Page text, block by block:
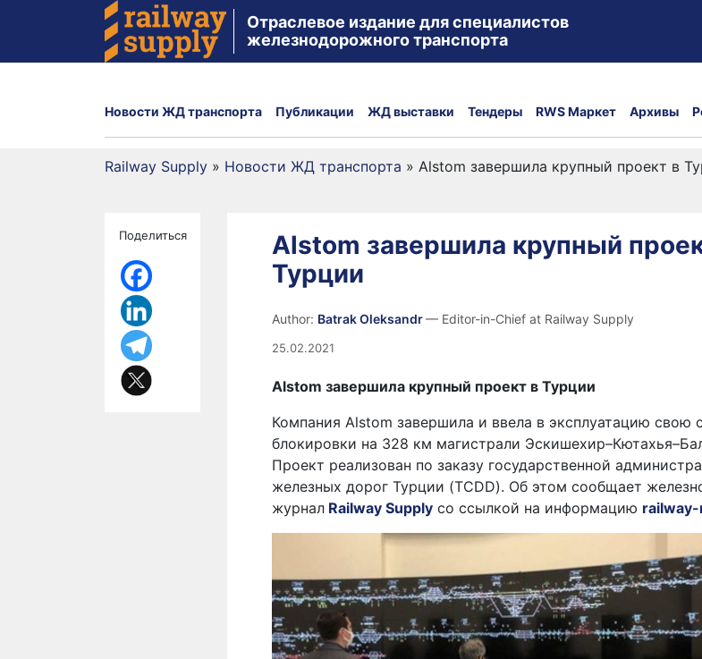
Отраслевое издание для специалистов
железнодорожного транспорта
Новости ЖД транспорта Публикации ЖД выставки Тендеры RWS Маркет Архивы
Railway Supply » Новости ЖД транспорта » Alstom завершила крупный проект в
Поделиться
Alstom завершила крупный
Турции
Author: Batrak Oleksandr— Editor-in-Chief at Railway Supply
25.02.2021
Alstom завершила крупный проект в Турции
Компания Alstom завершила и ввела в эксплуатацию свою
блокировки на 328 км магистрали
Проект реализован по заказу государственной
железных дорог Турции (TCDD). Об этом сообщает
журнал Railway Supply cо ссылкой на информацию